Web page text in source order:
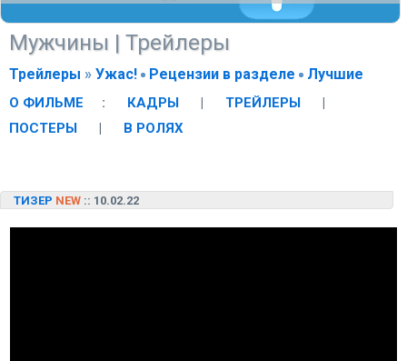
Мужчины | Трейлеры
Трейлеры » Ужас! Рецензии в разделе Лучшие
О ФИЛЬМЕ : КАДРЫ | ТРЕЙЛЕРЫ
|
ПОСТЕРЫ
| В РОЛЯХ
ТИЗЕР NEW :: 10.02.22